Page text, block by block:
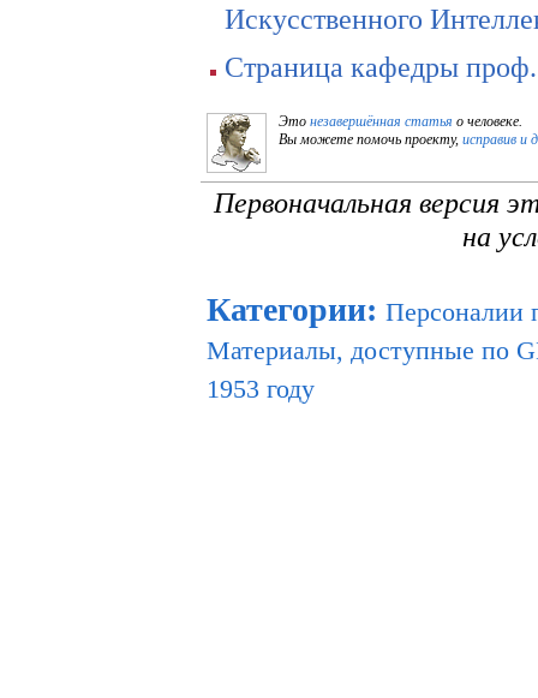
Искусственного
Страница кафедры
Это незавершённая статья о человеке.
Вы можете помочь проекту, исправив и
Первоначальная версия
на
Категории: Персоналии
Материалы, доступные по
1953 году